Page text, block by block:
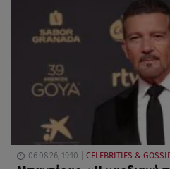
06.08.26, 19:10 CELEBRITIES &